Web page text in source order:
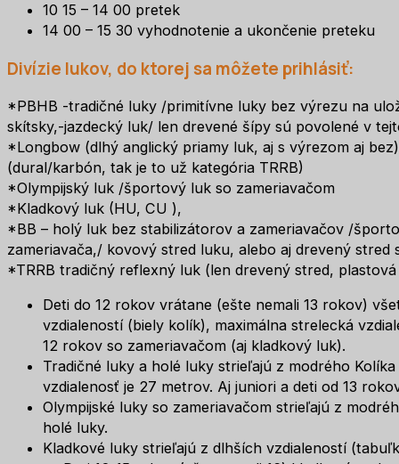
10 15 – 14 00 pretek
14 00 – 15 30 vyhodnotenie a ukončenie preteku
Divízie lukov, do ktorej sa môžete prihlásiť:
*PBHB -tradičné luky /primitívne luky bez výrezu na
skítsky,-jazdecký luk/ len drevené šípy sú povolené v
*Longbow (dlhý anglický priamy luk, aj s výrezom aj
(dural/karbón, tak je to už kategória TRRB)
*Olympijský luk /športový luk so zameriavačom
*Kladkový luk (HU, CU ),
*BB – holý luk bez stabilizátorov a zameriavačov /
zameriavača,/ kovový stred luku, alebo aj drevený stred
*TRRB tradičný reflexný luk (len drevený stred,
Deti do 12 rokov vrátane (ešte nemali 13 rokov)
vzdialeností (biely kolík), maximálna strelecká
12 rokov so zameriavačom (aj kladkový luk).
Tradičné luky a holé luky strieľajú z modrého
vzdialenosť je 27 metrov. Aj juniori a deti od 13
Olympijské luky so zameriavačom strieľajú z
holé luky.
Kladkové luky strieľajú z dlhších vzdialeností